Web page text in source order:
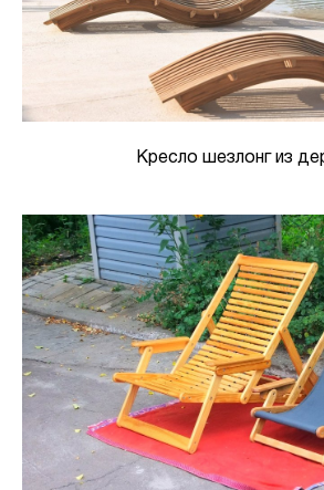
Кресло шезлонг из